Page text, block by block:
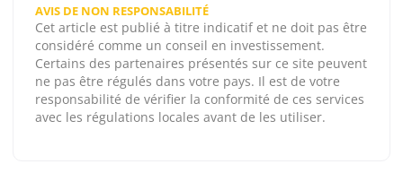
AVIS DE NON RESPONSABILITÉ
Cet article est publié à titre indicatif et ne doit pas être
considéré comme un conseil en investissement.
Certains des partenaires présentés sur ce site peuvent
ne pas être régulés dans votre pays. Il est de votre
responsabilité de vérifier la conformité de ces services
avec les régulations locales avant de les utiliser.